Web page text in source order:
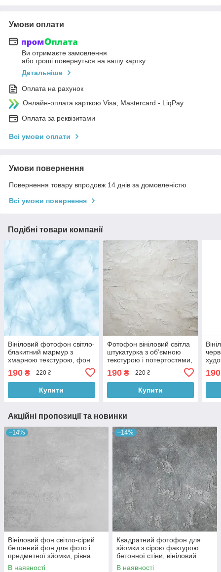
Умови оплати
Ви отримаєте замовлення
або гроші повернуться на вашу картку
Детальніше
Оплата на рахунок
Онлайн-оплата карткою Visa, Mastercard - LiqPay
Оплата за реквізитами
Всі умови оплати
Умови повернення
Повернення товару впродовж 14 днів за домовленістю
Всі умови повернення
Подібні товари компанії
Вініловий фотофон світло-
блакитний мармур з
хмарною текстурою, фон
для фото і відео 60x60 см,
№552616
190 ₴ 220 ₴
Купити
Фотофон вініловий світла
штукатурка з об’ємною
текстурою і потертостями,
фон для фото 60x60 см,
№551112
190₴ 220 ₴
Купити
190
Акційні пропозиції та новинки
–14%
Вініловий фон світло-сірий
бетонний фон для фото і
предметної зйомки, рівна
текстура, 60x60 см, №550674
В наявності
–14%
Квадратний фотофон для
зйомки з сірою фактурою
бетонної стіни, вініловий
60x60 см , №550152
В наявності